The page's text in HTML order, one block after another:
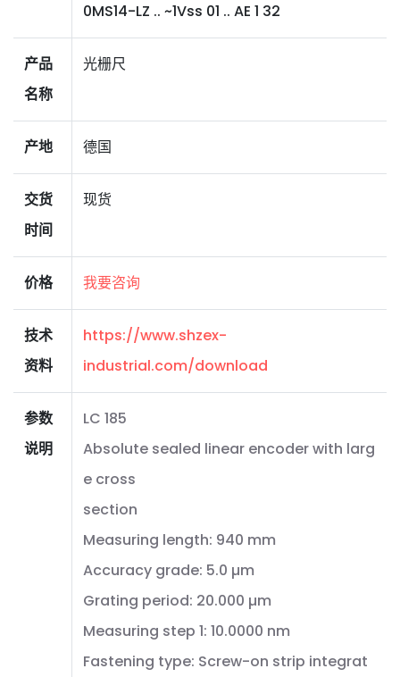
0MS14-LZ .. ~1Vss 01 .. AE 1 32
产品
名称
光栅尺
产地 德国
交货
时间
现货
价格 我要咨询
技术
资料
https://www.shzex-
industrial.com/download
参数
说明
LC 185
Absolute sealed linear encoder with larg
e cross
section
Measuring length: 940 mm
Accuracy grade: 5.0 µm
Grating period: 20.000 µm
Measuring step 1: 10.0000 nm
Fastening type: Screw-on strip integrat